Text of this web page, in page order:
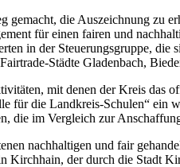
gemacht, die Auszeichnung
für einen fairen und
in der Steuerungsgruppe,
Städte Gladenbach,
mit denen der Kreis das
die Landkreis-Schulen“ ein
die im Vergleich zur
nachhaltigen und fair
Kirchhain, der durch die Stadt